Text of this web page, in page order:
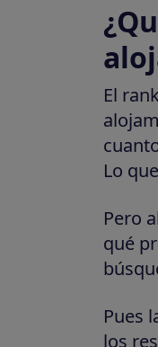
El
Lo
Pero
qué
Pues
los